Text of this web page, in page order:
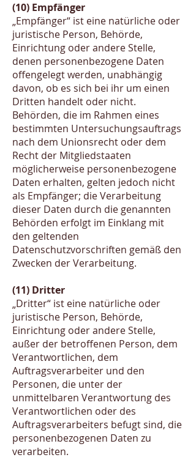
(10) Empfänger
„Empfänger“ ist eine natürliche oder
juristische Person, Behörde,
Einrichtung oder andere Stelle,
denen personenbezogene Daten
offengelegt werden, unabhängig
davon, ob es sich bei ihr um einen
Dritten handelt oder nicht.
Behörden, die im Rahmen eines
bestimmten Untersuchungsauftrags
nach dem Unionsrecht oder dem
Recht der Mitgliedstaaten
möglicherweise personenbezogene
Daten erhalten, gelten jedoch nicht
als Empfänger; die Verarbeitung
dieser Daten durch die genannten
Behörden erfolgt im Einklang mit
den geltenden
Datenschutzvorschriften gemäß den
Zwecken der Verarbeitung.
(11) Dritter
„Dritter“ ist eine natürliche oder
juristische Person, Behörde,
Einrichtung oder andere Stelle,
außer der betroffenen Person, dem
Verantwortlichen, dem
Auftragsverarbeiter und den
Personen, die unter der
unmittelbaren Verantwortung des
Verantwortlichen oder des
Auftragsverarbeiters befugt sind, die
personenbezogenen Daten zu
verarbeiten.